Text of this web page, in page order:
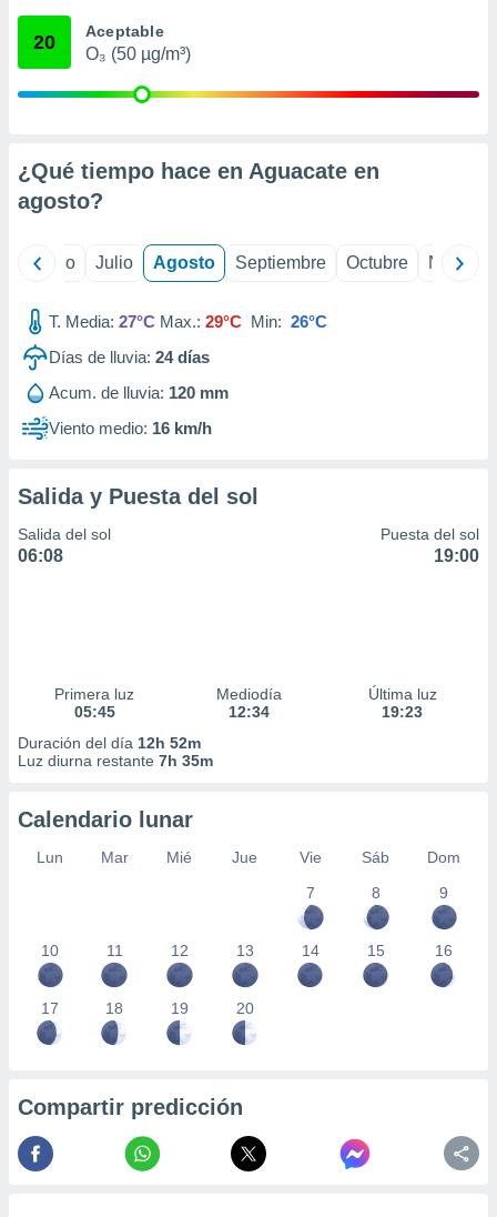
e
publicidad
1199
20 Aceptable
O₃ (50 µg/m³)
¿Qué tiempo hace en Aguacate en
agosto?
Junio Julio Agosto Septiembre Octubre
T. Media: 27°C Max.: 29°C Min: 26°C
Días de lluvia: 24días
Acum. de lluvia: 120 mm
Viento medio: 16 km/h
Salida y Puesta del sol
Salida del sol
06:08
Puesta del sol
19:00
Primera luz
05:45
Mediodía
12:34
Última luz
19:23
Duración del día 12h 52m
Luz diurna restante 7h 35m
Calendario lunar
Lun Mar Mié Jue Vie Sáb
Dom
7
8 9
10 11 12 13 14 15 16
17 18 19 20
Compartir predicción